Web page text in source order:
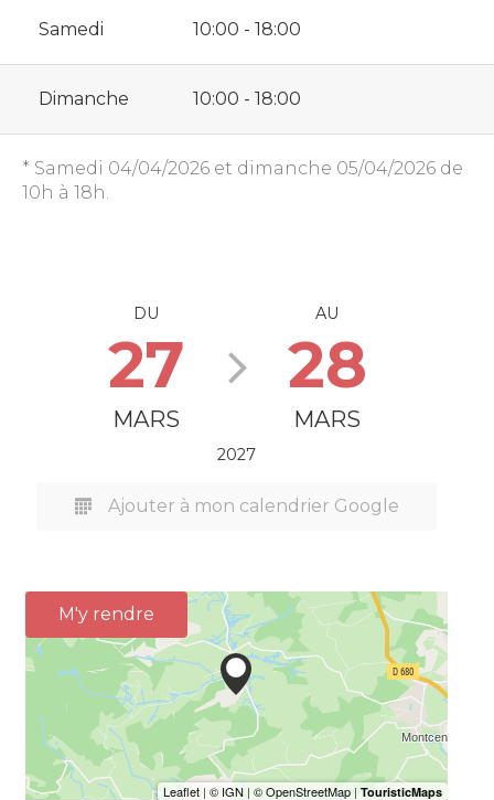
Samedi 10:00 - 18:00
Dimanche 10:00 - 18:00
* Samedi 04/04/2026 et dimanche 05/04/2026 de
10h à 18h.
DU
27
MARS
AU
28
MARS
2027
Ajouter à mon calendrier Google
M'y rendre